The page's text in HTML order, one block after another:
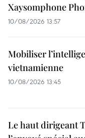
Xaysomphone
10/08/2026 13:57
Mobiliser
vietnamienne
10/08/2026 13:45
Le haut dirigeant